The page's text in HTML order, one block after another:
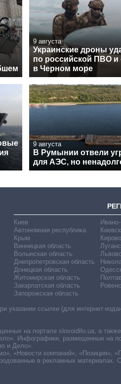
9 августа
Украинские дроны
по российской ПВО и
в Черном море
9 августа
В Румынии отвели
для АЭС, но
Киев
Автономная республика
Крым
Винницкая область
Волынская область
Днепропетровская область
Донецкая область
Житомирская область
Закарпатская область
Запорожская область
ссылки (для интернет-
на портале slovoidilo.ua, а
Инфографики, размещенные на
и Дело».
«Новости компаний», «Позиция»,
в рекламных материалах.